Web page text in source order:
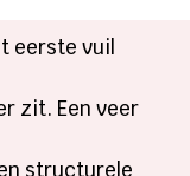
eerste vuil
zit. Een veer
structurele